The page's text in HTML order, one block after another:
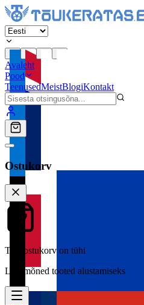
Avaleht
Pood
TeenusedMeistBlogiKontakt
Ostukorv
Teie ostukorv on tühi
Lisa mõned tooted alustamiseks